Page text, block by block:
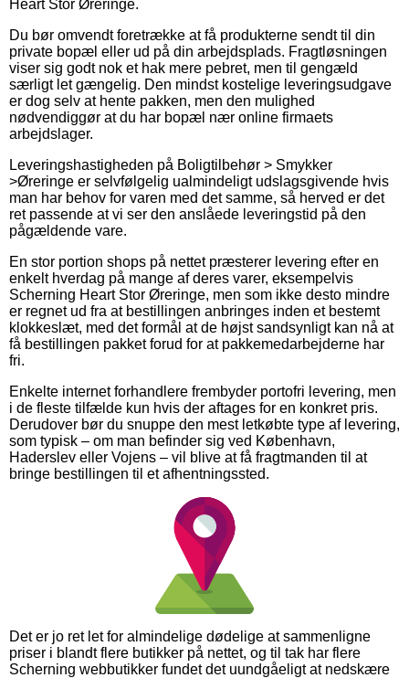
Heart Stor Øreringe.
Du bør omvendt foretrække at få produkterne sendt til din
private bopæl eller ud på din arbejdsplads. Fragtløsningen
viser sig godt nok et hak mere pebret, men til gengæld
særligt let gængelig. Den mindst kostelige leveringsudgave
er dog selv at hente pakken, men den mulighed
nødvendiggør at du har bopæl nær online firmaets
arbejdslager.
Leveringshastigheden på Boligtilbehør > Smykker
>Øreringe er selvfølgelig ualmindeligt udslagsgivende hvis
man har behov for varen med det samme, så herved er det
ret passende at vi ser den anslåede leveringstid på den
pågældende vare.
En stor portion shops på nettet præsterer levering efter en
enkelt hverdag på mange af deres varer, eksempelvis
Scherning Heart Stor Øreringe, men som ikke desto mindre
er regnet ud fra at bestillingen anbringes inden et bestemt
klokkeslæt, med det formål at de højst sandsynligt kan nå at
få bestillingen pakket forud for at pakkemedarbejderne har
fri.
Enkelte internet forhandlere frembyder portofri levering, men
i de fleste tilfælde kun hvis der aftages for en konkret pris.
Derudover bør du snuppe den mest letkøbte type af levering,
som typisk – om man befinder sig ved København,
Haderslev eller Vojens – vil blive at få fragtmanden til at
bringe bestillingen til et afhentningssted.
Det er jo ret let for almindelige dødelige at sammenligne
priser i blandt flere butikker på nettet, og til tak har flere
Scherning webbutikker fundet det uundgåeligt at nedskære